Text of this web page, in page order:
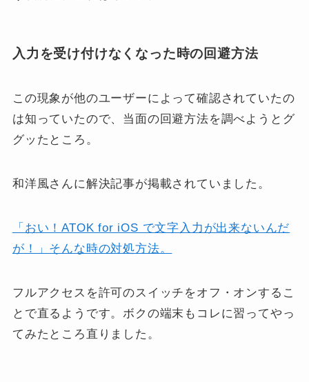
入力を受け付けなくなった時の回避方法
この現象が他のユーザーによって確認されていたの
は知っていたので、当面の回避方法を調べようとグ
グッたところ。
和洋風さんに解決記事が掲載されていました。
「おい！ATOK for iOS で文字入力が出来ないんだ
が！」そんな時の対処方法。
フルアクセスを許可のスイッチをオフ・オンするこ
とで直るようです。ボクの端末もコレに習ってやっ
てみたところ直りました。